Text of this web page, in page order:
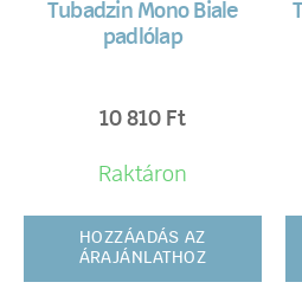
Tubadzin Mono Biale
padlólap
10 810 Ft
Raktáron
HOZZÁADÁS AZ
ÁRAJÁNLATHOZ